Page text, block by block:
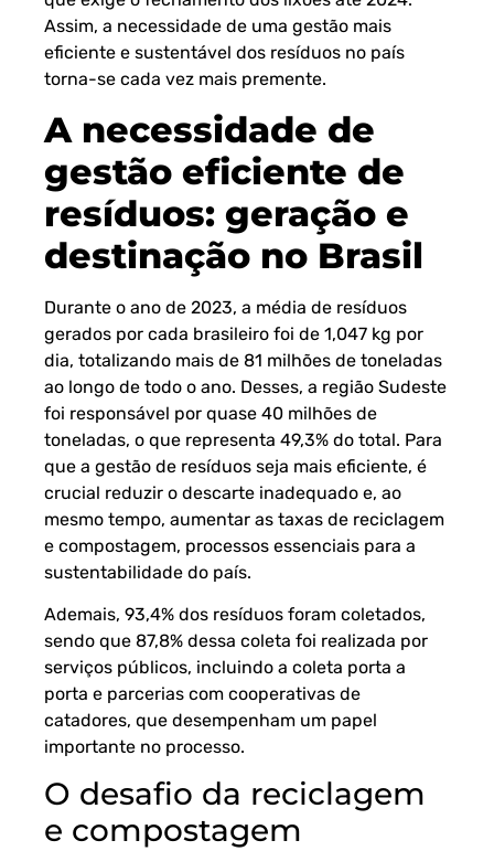
Assim, a necessidade de uma gestão mais
eficiente e sustentável dos resíduos no país
torna-se cada vez mais premente.
A necessidade de
gestão eficiente de
resíduos: geração e
destinação no Brasil
Durante o ano de 2023, a média de resíduos
gerados por cada brasileiro foi de 1,047 kg por
dia, totalizando mais de 81 milhões de toneladas
ao longo de todo o ano. Desses, a região Sudeste
foi responsável por quase 40 milhões de
toneladas, o que representa 49,3% do total. Para
que a gestão de resíduos seja mais eficiente, é
crucial reduzir o descarte inadequado e, ao
mesmo tempo, aumentar as taxas de reciclagem
e compostagem, processos essenciais para a
sustentabilidade do país.
Ademais, 93,4% dos resíduos foram coletados,
sendo que 87,8% dessa coleta foi realizada por
serviços públicos, incluindo a coleta porta a
porta e parcerias com cooperativas de
catadores, que desempenham um papel
importante no processo.
O desafio da reciclagem
e compostagem